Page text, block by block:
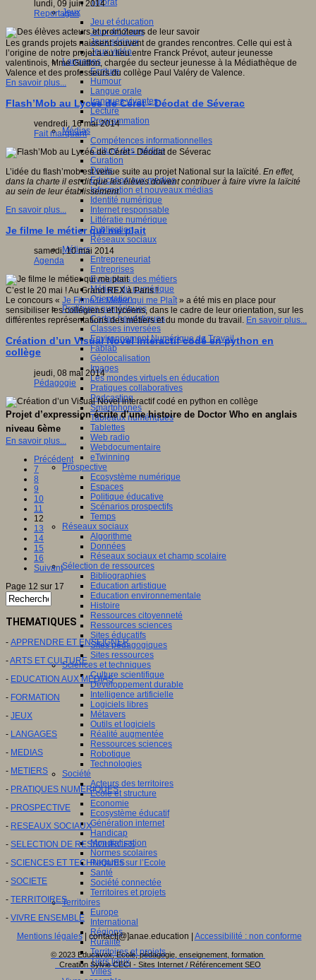
Tutorat
Jeux
Jeu et éducation
Jeux 4/12 ans
Jeux sérieux
Jeux vidéo
Langages
Ecriture
Humour
Langue orale
Langues vivantes
Lecture
Programmation
Médias
Compétences informationnelles
Culture des médias
Curation
Droits
Education aux médias
Information et nouveaux médias
Identité numérique
Internet responsable
Littératie numérique
Publication
Réseaux sociaux
Métiers
Entrepreneuriat
Entreprises
Evolutions des métiers
Métiers du numérique
Orientation
Pratiques numériques
Cartes heuristiques
Classes inversées
Environnement Numérique de Travail
Fablab
Géolocalisation
Images
Les mondes virtuels en éducation
Pratiques collaboratives
Podcasting
Smartphones
Tableaux numériques
Tablettes
Web radio
Webdocumentaire
eTwinning
Prospective
Ecosystème numérique
Espaces
Politique éducative
Scénarios prospectifs
Temps
Réseaux sociaux
Algorithme
Données
Réseaux sociaux et champ scolaire
Sélection de ressources
Bibliographies
Education artistique
Education environnementale
Histoire
Ressources citoyenneté
Ressources sciences
Sites éducatifs
Sites pédagogiques
Sites ressources
Sciences et techniques
Culture scientifique
Développement durable
Intelligence artificielle
Logiciels libres
Métavers
Outils et logiciels
Réalité augmentée
Ressources sciences
Robotique
Technologies
Société
Acteurs des territoires
Ecole et structure
Economie
Ecosystème éducatif
Génération internet
Handicap
Mondialisation
Normes scolaires
Regards sur l’Ecole
Santé
Société connectée
Territoires et projets
Territoires
Europe
International
Régions
Ruralité
Territoires et projets
Tiers lieux
Villes
lundi, 09 juin 2014
Reportages
Les grands projets naissent souvent de grandes rencontres. Celle qui est à
l’origine de notre projet a eu lieu entre Franck Prévot, auteur jeunesse
valentinois, Mme Guitton, chargée du secteur jeunesse à la Médiathèque de
Valence et des professeurs du collège Paul Valéry de Valence.
En savoir plus...
Flash’Mob au Lycée de Céret - Déodat de Séverac
vendredi, 16 mai 2014
Fait marquant
L’idée du flash’mob est venue suite au projet National sur la laïcité. En effet,
dans la charte il est dit que les élèves doivent contribuer à faire vivre la laïcité
au sein de leur établissement.
En savoir plus...
Je filme le métier qui me plait
samedi, 10 mai 2014
Agenda
C’est le 20 mai ! Au Grand REX à Paris !
Le concours « Je Filme le Métier qui me Plaît» a été mis en place pour
sensibiliser les collégiens et lycéens, dans le cadre de leur orientation, sur les
différentes représentations des métiers et du monde du travail. En savoir plus...
Création d’un Visual Novel interactif codé en python en
collège
jeudi, 08 mai 2014
Pédagogie
Projet d’expression écrite d’une histoire de Doctor Who en anglais
niveau 6ème
En savoir plus...
Précédent
7
8
9
10
11
12
13
14
15
16
Suivant
Page 12 sur 17
THEMATIQUES
- APPRENDRE ET ENSEIGNER
-ARTS ET CULTURE
- EDUCATION AUX MEDIAS
- FORMATION
- JEUX
- LANGAGES
- MEDIAS
- METIERS
- PRATIQUES NUMERIQUES
- PROSPECTIVE
- RESEAUX SOCIAUX
- SELECTION DE RESSOURCES
- SCIENCES ET TECHNIQUES
- SOCIETE
- TERRITOIRES
- VIVRE ENSEMBLE
Mentions légales| contact[@]anae.education | Accessibilité : non conforme
© 2023 Educavox, Ecole, pédagogie, enseignement, formation
Creation Sylvie CECI - Sites Internet / Référencement SEO